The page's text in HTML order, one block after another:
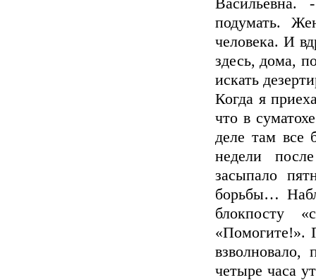
подумать.
человека. И
здесь, дома,
искать
Когда я
что в
деле там все
недели
засыпало
борьбы…
блокпосту
«Помогите!».
четыре часа